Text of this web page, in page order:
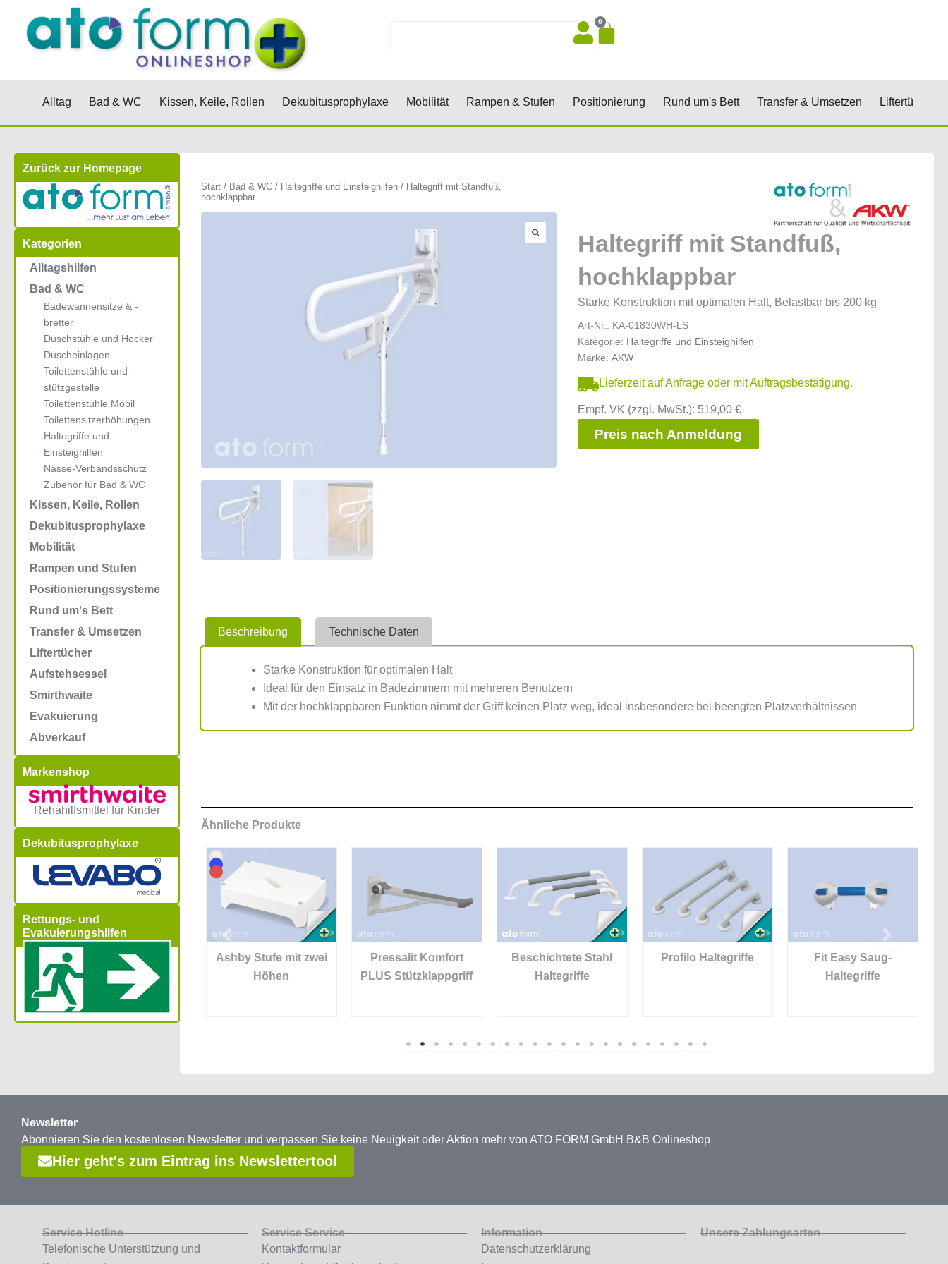
springen
0
Warenkorb
Alltag Öffne Alltag
Bad & WC Öffne Bad & WC
Kissen, Keile, Rollen Öffne Kissen, Keile, Rollen
Dekubitusprophylaxe Öffne Dekubitusprophylaxe
Mobilität Öffne Mobilität
Rampen & Stufen Öffne Rampen & Stufen
Positionierung Öffne Positionierung
Rund um's Bett Öffne Rund um's Bett
Transfer & Umsetzen Öffne Transfer
Liftertücher
Zurück zur Homepage
Kategorien
Alltagshilfen
Bad & WC
Badewannensitze & -
bretter
Duschstühle und Hocker
Duscheinlagen
Toilettenstühle und -
stützgestelle
Toilettenstühle Mobil
Toilettensitzerhöhungen
Haltegriffe und
Einsteighilfen
Nässe-Verbandsschutz
Zubehör für Bad & WC
Kissen, Keile, Rollen
Dekubitusprophylaxe
Mobilität
Rampen und Stufen
Positionierungssysteme
Rund um's Bett
Transfer & Umsetzen
Liftertücher
Aufstehsessel
Smirthwaite
Evakuierung
Abverkauf
Markenshop
Rehahilfsmittel für Kinder
Dekubitusprophylaxe
Rettungs- und
Evakuierungshilfen
Start/ Bad & WC/ Haltegriffe und Einsteighilfen/ Haltegriff mit Standfuß,
hochklappbar
Haltegriff mit Standfuß,
hochklappbar
Starke Konstruktion mit optimalen Halt, Belastbar bis 200 kg
Art-Nr.: KA-01830WH-LS
Kategorie: Haltegriffe und Einsteighilfen
Marke:AKW
Lieferzeit auf Anfrage oder mit Auftragsbestätigung.
Empf. VK (zzgl. MwSt.): 519,00 €
Preis nach Anmeldung
Beschreibung Technische Daten
Starke Konstruktion für optimalen Halt
Ideal für den Einsatz in Badezimmern mit mehreren Benutzern
Mit der hochklappbaren Funktion nimmt der Griff keinen Platz weg, ideal insbesondere bei beengten Platzverhältnissen
Ähnliche Produkte
Langham K40
Ashby Stufe mit zwei
Höhen
Pressalit Komfort
PLUS Stützklappgriff
Beschichtete Stahl
Haltegriffe
Profilo Haltegriffe
Fit Easy Saug-
Haltegriffe
Newsletter
Abonnieren Sie den kostenlosen Newsletter und verpassen Sie keine Neuigkeit oder Aktion mehr von ATO FORM GmbH B&B Onlineshop
Hier geht's zum Eintrag ins Newslettertool
Service Hotline
Telefonische Unterstützung und
Service Service
Kontaktformular
Information
Datenschutzerklärung
Unsere Zahlungsarten